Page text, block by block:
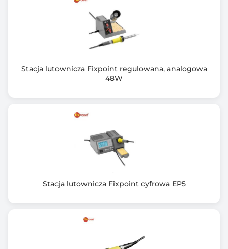
Blokada włącznika do pracy ciągłejrobocze
Ergonomiczna rękojeść
Gwint wrzeciona: M14
Średnica tarczy: 125 mm
Stacja lutownicza Fixpoint regulowana, analogowa
48W
Stacja lutownicza Fixpoint cyfrowa EP5